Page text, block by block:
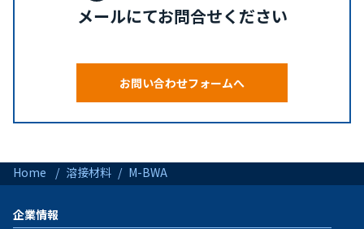
メールにてお問合せください
お問い合わせフォームへ
Home 溶接材料 M-BWA
企業情報